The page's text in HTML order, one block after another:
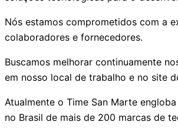
Nós estamos comprometidos com a
colaboradores e fornecedores.
Buscamos melhorar continuamente
em nosso local de trabalho e no site
Atualmente o Time San Marte
no Brasil de mais de 200 marcas de